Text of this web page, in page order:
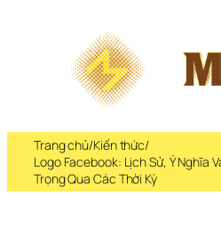
Trang chủ/Kiến thức/
Logo Facebook: Lịch Sử, Ý Nghĩa
Trọng Qua Các Thời Kỳ